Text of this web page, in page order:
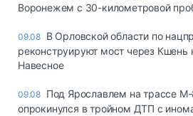
Воронежем с 30-километровой
09.08 В Орловской области по
реконструируют мост через Кшень
Навесное
09.08 Под Ярославлем на трассе М-
опрокинулся в тройном ДТП с